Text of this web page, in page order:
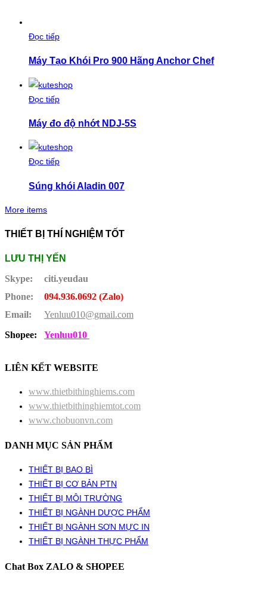
Đọc tiếp
Máy Tạo Khói Pro 900 Hãng Anchor Chef
Đọc tiếp
Máy đo độ nhớt NDJ-5S
Đọc tiếp
Súng khói Aladin 007
More items
THIẾT BỊ THÍ NGHIỆM TỐT
LƯU THỊ YẾN
Skype:
citi.yeudau
Phone:
094.936.0692 (Zalo)
Email:
Yenluu010@gmail.com
Shopee:
Yenluu010
LIÊN KẾT WEBSITE
www.thietbithinghiems.com
www.thietbithinghiemtot.com
www.chobuonvn.com
DANH MỤC SẢN PHẨM
THIẾT BỊ BAO BÌ
THIẾT BỊ CƠ BẢN PTN
THIẾT BỊ MÔI TRƯỜNG
THIẾT BỊ NGÀNH DƯỢC PHẨM
THIẾT BỊ NGÀNH SƠN MỰC IN
THIẾT BỊ NGÀNH THỰC PHẨM
Chat Box ZALO & SHOPEE